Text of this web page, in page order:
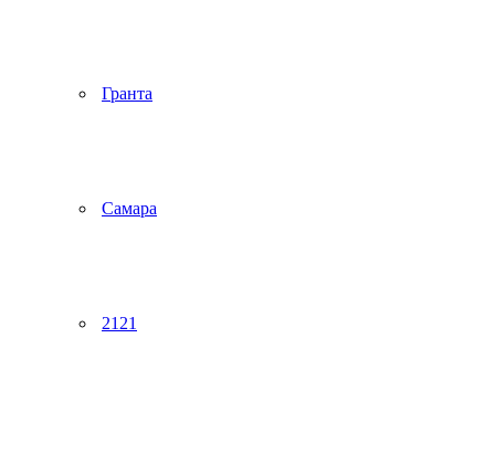
Гранта
Самара
2121